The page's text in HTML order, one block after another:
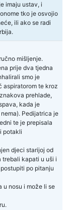
imaju ustav, i
tko je osvojio
ili ako se radi
mišljenje.
prije dva tjedna
smo je
aspiratorom te kroz
prehlade,
kada je
Pedijatrica je
te je prepisala
potakli
djeci starijoj od
trebali kapati u uši i
po pitanju
u nosu i može li se